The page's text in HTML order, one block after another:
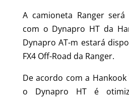
A camioneta Ranger
com o Dynapro HT da
Dynapro AT-m estará
FX4 Off-Road da Ranger.
De acordo com a Hankook
o Dynapro HT é